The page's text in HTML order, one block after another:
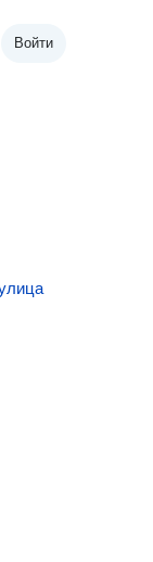
Войти